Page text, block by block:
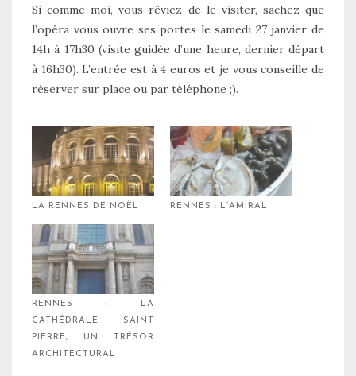
Si comme moi, vous rêviez de le visiter, sachez que
l’opéra vous ouvre ses portes le samedi 27 janvier de
14h à 17h30 (visite guidée d’une heure, dernier départ
à 16h30). L’entrée est à 4 euros et je vous conseille de
réserver sur place ou par téléphone ;).
LA RENNES DE NOËL RENNES : L’AMIRAL
RENNES : LA
CATHÉDRALE SAINT
PIERRE, UN TRÉSOR
ARCHITECTURAL